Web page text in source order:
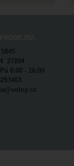
27204
8:00 - 16:00